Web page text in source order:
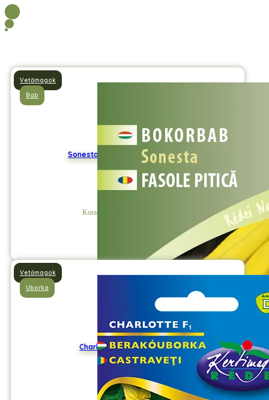
Sonesta sárgahüvelyű bokorbab
Korai érésű, rendkívül bőtermő.
Vetőmagok
Bab
Charlotte F1 Berakóuborka
Vetőmagok
Uborka